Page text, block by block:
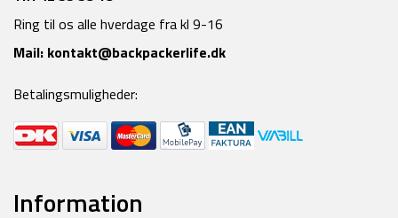
Ring til os alle hverdage fra kl 9-16
Mail: kontakt@backpackerlife.dk
Betalingsmuligheder:
Information